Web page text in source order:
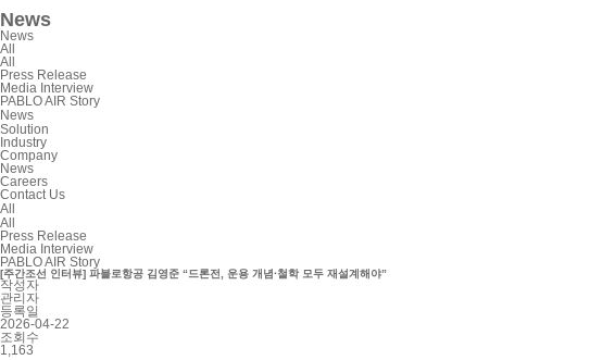
News
News
All
All
Press Release
Media Interview
PABLO AIR Story
News
Solution
Industry
Company
News
Careers
Contact Us
All
All
Press Release
Media Interview
PABLO AIR Story
[주간조선 인터뷰] 파블로항공 김영준 “드론전, 운용 개념·철학 모두 재설계해야”
작성자
관리자
등록일
2026-04-22
조회수
1,163